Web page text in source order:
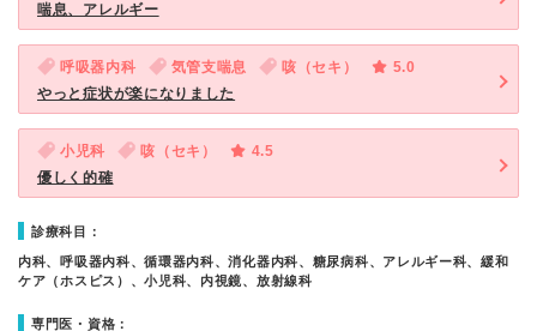
喘息、アレルギー
呼吸器内科 気管支喘息 咳（セキ）
5.0
やっと症状が楽になりました
小児科 咳（セキ）
4.5
優しく的確
診療科目：
内科、呼吸器内科、循環器内科、消化器内科、糖尿病科、アレルギー科、緩和
ケア（ホスピス）、小児科、内視鏡、放射線科
専門医・資格：